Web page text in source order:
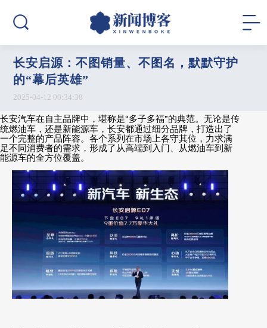
长安启源：不图销量、不图名，默默守护
的“幕后英雄”
2025-04-12 00:34:38
长安汽车在自主品牌中，堪称是“多子多福”的典范。无论是传
统燃油车，还是新能源车，长安都通过细分品牌，打造出了
一个完整的产品阵容。各个系列在市场上各守其位，力求满
足不同消费者的需求，形成了从高端到入门、从燃油车到新
能源车的全方位覆盖。